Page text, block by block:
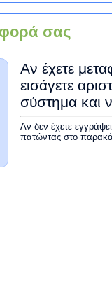
σας
Αν έχετε
εισάγετε
σύστημα και
Αν δεν έχετε
πατώντας στο